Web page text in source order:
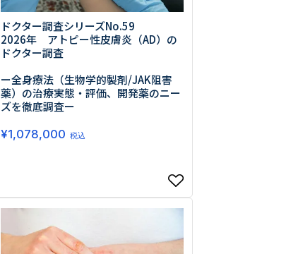
ドクター調査シリーズNo.59
2026年 アトピー性皮膚炎（AD）の
ドクター調査
ー全身療法（生物学的製剤/JAK阻害
薬）の治療実態・評価、開発薬のニー
ズを徹底調査ー
¥1,078,000 税込